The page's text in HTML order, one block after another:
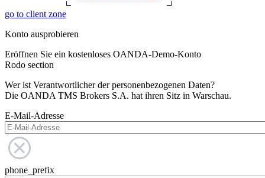
go to client zone
Konto ausprobieren
Eröffnen Sie ein kostenloses OANDA-Demo-Konto
Rodo section
Wer ist Verantwortlicher der personenbezogenen Daten?
Die OANDA TMS Brokers S.A. hat ihren Sitz in Warschau.
E-Mail-Adresse
phone_prefix